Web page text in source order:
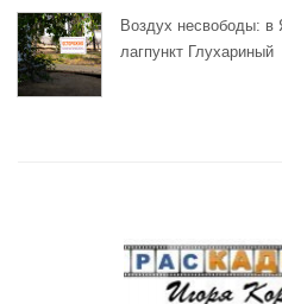
Воздух несвободы: в
лагпункт Глухариный